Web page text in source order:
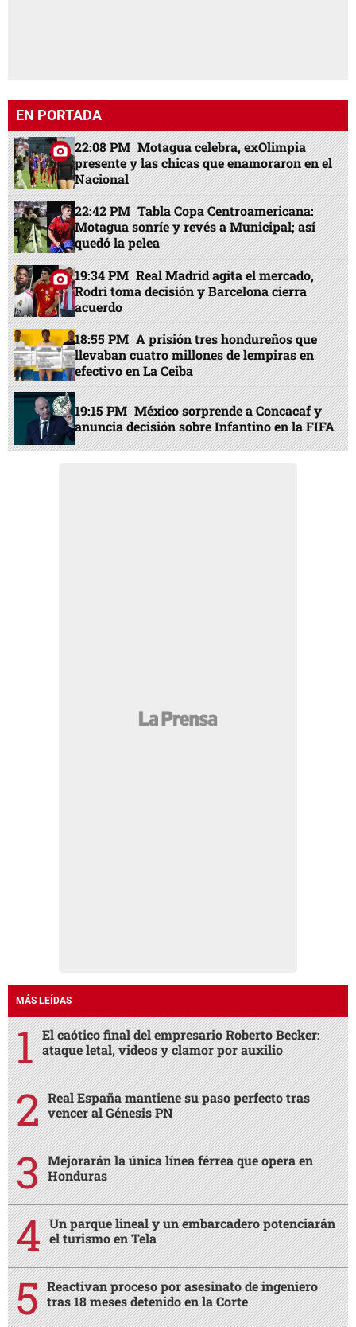
EN PORTADA
22:08 PM Motagua celebra, exOlimpia
presente y las chicas que enamoraron en el
Nacional
22:42 PM Tabla Copa Centroamericana:
Motagua sonríe y revés a Municipal; así
quedó la pelea
19:34 PM Real Madrid agita el mercado,
Rodri toma decisión y Barcelona cierra
acuerdo
18:55 PM A prisión tres hondureños que
llevaban cuatro millones de lempiras en
efectivo en La Ceiba
19:15 PM México sorprende a Concacaf y
anuncia decisión sobre Infantino en la FIFA
MÁS LEÍDAS
El caótico final del empresario Roberto Becker:
ataque letal, videos y clamor por auxilio
Real España mantiene su paso perfecto tras
vencer al Génesis PN
Mejorarán la única línea férrea que opera en
Honduras
Un parque lineal y un embarcadero potenciarán
el turismo en Tela
Reactivan proceso por asesinato de ingeniero
tras 18 meses detenido en la Corte